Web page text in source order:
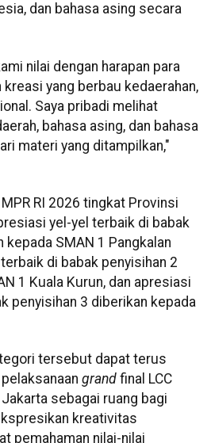
dan bahasa asing secara
nilai dengan harapan para
yang berbau kedaerahan,
Saya pribadi melihat
bahasa asing, dan bahasa
materi yang ditampilkan,"
MPR RI 2026 tingkat Provinsi
yel-yel terbaik di babak
kepada SMAN 1 Pangkalan
di babak penyisihan 2
1 Kuala Kurun, dan apresiasi
penyisihan 3 diberikan kepada
tersebut dapat terus
grand final LCC
Jakarta sebagai ruang bagi
kreativitas
pemahaman nilai-nilai